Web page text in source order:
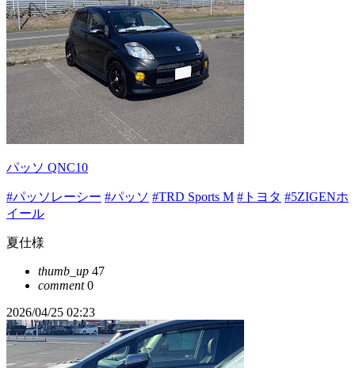
パッソ QNC10
#パッソレーシー #パッソ #TRD Sports M #トヨタ #5ZIGENホ
イール
夏仕様
thumb_up 47
comment0
2026/04/25 02:23